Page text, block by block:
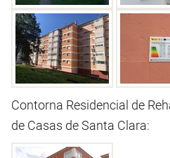
Contorna Residencial de
de Casas de Santa Clara: